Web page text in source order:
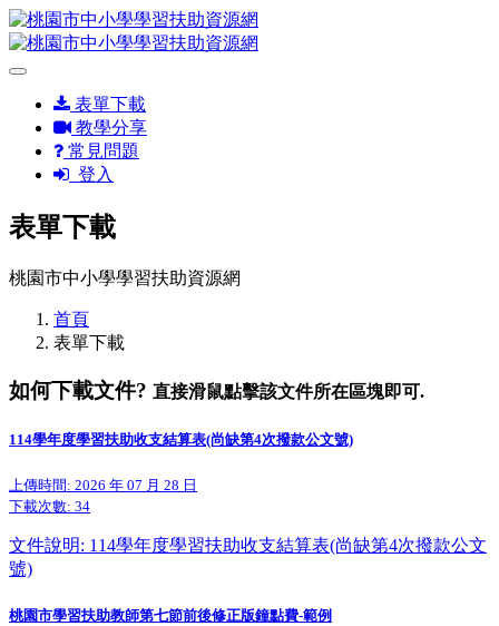
表單下載
教學分享
常見問題
登入
表單下載
桃園市中小學學習扶助資源網
首頁
表單下載
如何下載文件? 直接滑鼠點擊該文件所在區塊即可.
114學年度學習扶助收支結算表(尚缺第4次撥款公文號)
上傳時間: 2026 年 07 月 28 日
下載次數: 34
文件說明: 114學年度學習扶助收支結算表(尚缺第4次撥款公文
號)
桃園市學習扶助教師第七節前後修正版鐘點費-範例